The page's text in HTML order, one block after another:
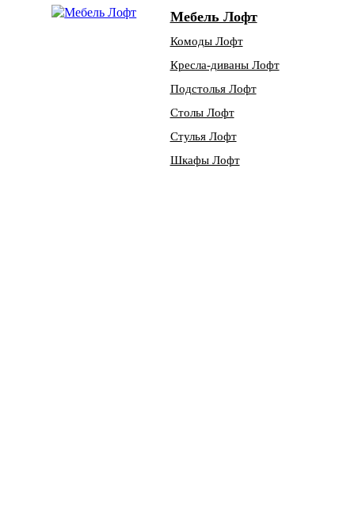
Мебель Лофт
Комоды Лофт
Кресла-диваны Лофт
Подстолья Лофт
Столы Лофт
Стулья Лофт
Шкафы Лофт